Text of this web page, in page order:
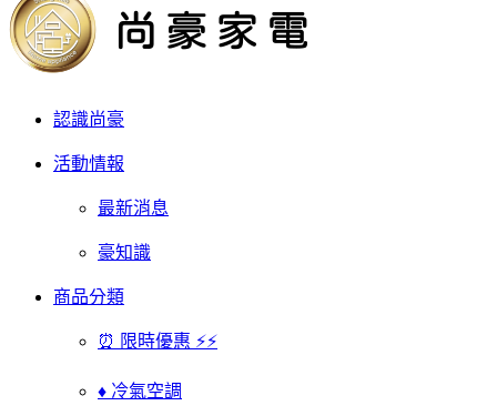
認識尚豪
活動情報
最新消息
豪知識
商品分類
⏰ 限時優惠 ⚡⚡
♦ 冷氣空調